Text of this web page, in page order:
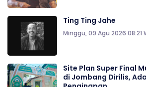
Ting Ting Jahe
Minggu, 09 Agu 2026 08:21
Site Plan Super Final
di Jombang Dirilis,